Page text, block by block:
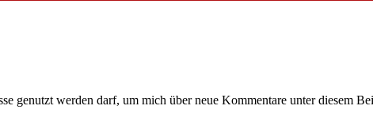
genutzt werden darf, um mich über neue Kommentare unter diesem